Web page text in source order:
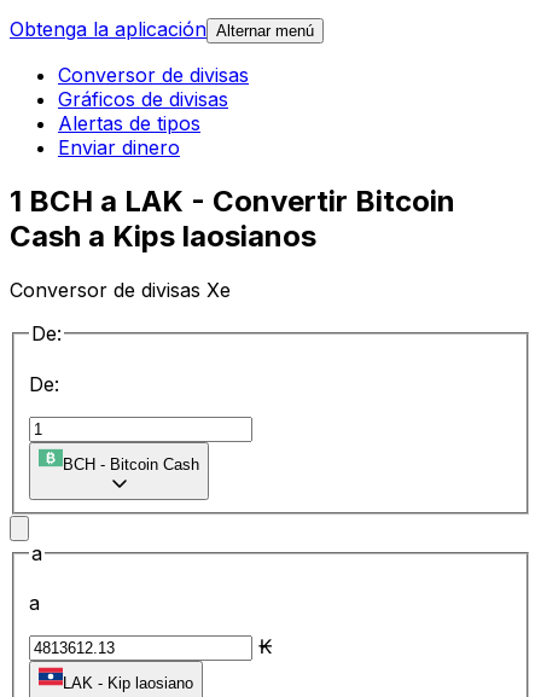
Obtenga la aplicación Alternar menú
Conversor de divisas
Gráficos de divisas
Alertas de tipos
Enviar dinero
1 BCH a LAK - Convertir Bitcoin
Cash a Kips laosianos
Conversor de divisas Xe
De:
De:
BCH - Bitcoin Cash
a
a
₭
LAK - Kip laosiano